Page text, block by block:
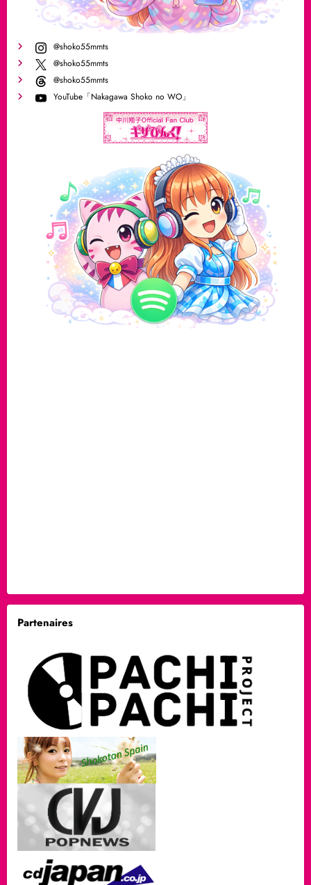
@shoko55mmts
@shoko55mmts
@shoko55mmts
YouTube「Nakagawa Shoko no WO」
Partenaires